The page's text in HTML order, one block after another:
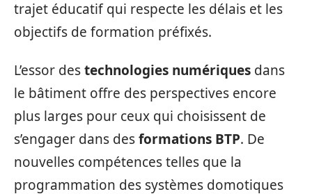
trajet éducatif qui respecte les délais et les
objectifs de formation préfixés.
L’essor destechnologies numériques dans
le bâtiment offre des perspectives encore
plus larges pour ceux qui choisissent de
s’engager dans desformations BTP. De
nouvelles compétences telles que la
programmation des systèmes domotiques